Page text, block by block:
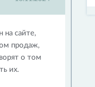
на сайте,
продаж,
о том
их.